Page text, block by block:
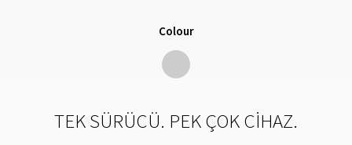
Colour
TEK SÜRÜCÜ. PEK ÇOK CIHAZ.